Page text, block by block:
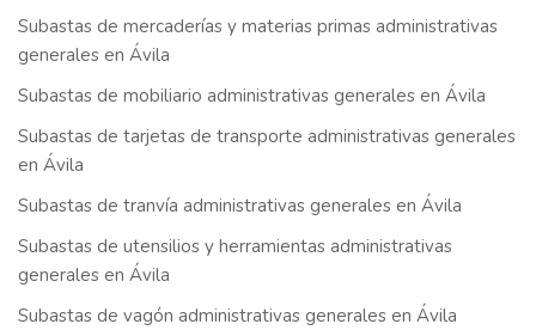
Subastas de mercaderías y materias primas administrativas
generales en Ávila
Subastas de mobiliario administrativas generales en Ávila
Subastas de tarjetas de transporte administrativas generales
en Ávila
Subastas de tranvía administrativas generales en Ávila
Subastas de utensilios y herramientas administrativas
generales en Ávila
Subastas de vagón administrativas generales en Ávila